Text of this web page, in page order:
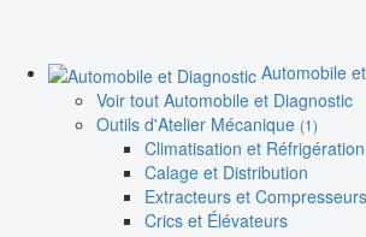
Automobile
Voir tout Automobile et Diagnostic
Outils d'Atelier Mécanique (1)
Climatisation et Réfrigération
Calage et Distribution
Extracteurs et Compresseurs
Crics et Élévateurs